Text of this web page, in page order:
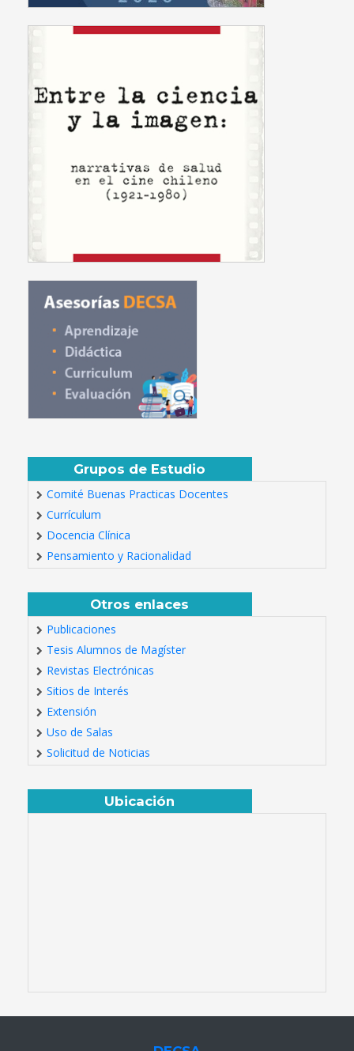
Grupos de Estudio
Comité Buenas Practicas Docentes
Currículum
Docencia Clínica
Pensamiento y Racionalidad
Otros enlaces
Publicaciones
Tesis Alumnos de Magíster
Revistas Electrónicas
Sitios de Interés
Extensión
Uso de Salas
Solicitud de Noticias
Ubicación